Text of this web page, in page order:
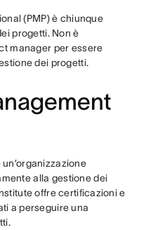
(PMP) è chiunque
progetti. Non è
manager per essere
dei progetti.
alla gestione dei
offre certificazioni e
a perseguire una